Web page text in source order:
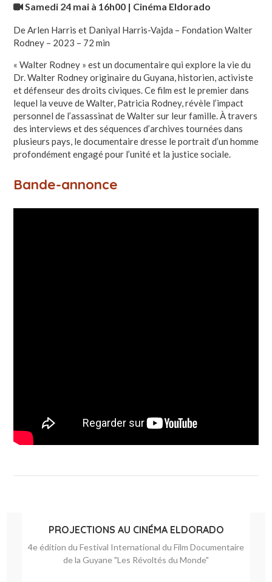
Samedi 24 mai à 16h00 | Cinéma Eldorado
De Arlen Harris et Daniyal Harris-Vajda – Fondation Walter
Rodney – 2023 – 72 min
« Walter Rodney » est un documentaire qui explore la vie du
Dr. Walter Rodney originaire du Guyana, historien, activiste
et défenseur des droits civiques. Ce film est le premier dans
lequel la veuve de Walter, Patricia Rodney, révèle l’impact
personnel de l’assassinat de Walter sur leur famille. À travers
des interviews et des séquences d’archives tournées dans
plusieurs pays, le documentaire dresse le portrait d’un homme
profondément engagé pour l’unité et la justice sociale.
Bande-annonce
PROJECTIONS AU CINÉMA ELDORADO
4e édition du Festival International du Film Documentaire
de la Guyane "Les Révoltés du Monde"